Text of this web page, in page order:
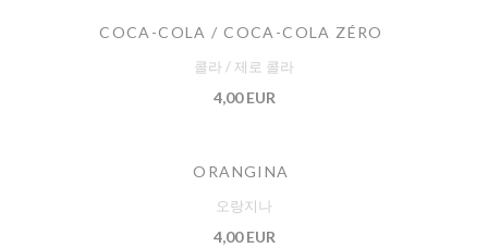
COCA-COLA / COCA-COLA ZÉRO
콜라 / 제로 콜라
4,00 EUR
ORANGINA
오랑지나
4,00 EUR